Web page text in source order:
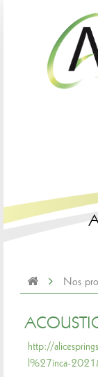
Nos
http://
l%27inca-